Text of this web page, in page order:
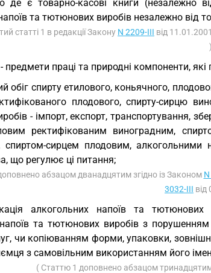
де є товарно-касові книги (незалежно
та тютюнових виробів незалежно від
статті 1 в редакції Закону N 2209-III від
)
предмети праці та природні компоненти,
обіг спирту етилового, коньячного,
плодового, спирту-сирцю
- імпорт, експорт, транспортування,
ректифікованим виноградним,
спиртом-сирцем плодовим,
що регулює ці питання;
абзацом дванадцятим згідно із Законом
3032-III від
алкогольних напоїв та
та тютюнових виробів з
чи копіюванням форми, упаковки,
з самовільним використанням його
( Статтю 1 доповнено абзацом тринадцятим